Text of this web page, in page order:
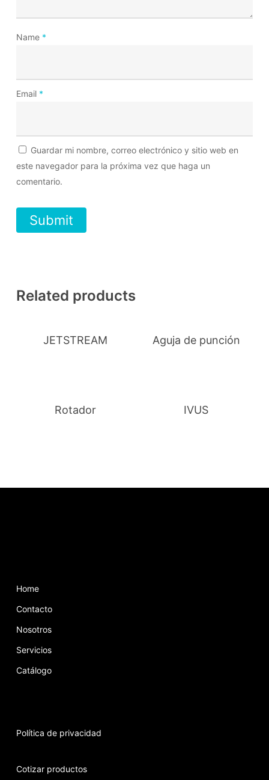
Name *
Email *
Guardar mi nombre, correo electrónico y sitio web en
este navegador para la próxima vez que haga un
comentario.
Related products
JETSTREAM Aguja de punción
Rotador IVUS
Home
Contacto
Nosotros
Servicios
Catálogo
Política de privacidad
Cotizar productos